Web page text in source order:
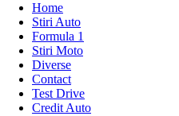
Home
Stiri Auto
Formula 1
Stiri Moto
Diverse
Contact
Test Drive
Credit Auto